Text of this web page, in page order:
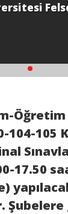
Öğretim
104-105
17.50
. Şubelere